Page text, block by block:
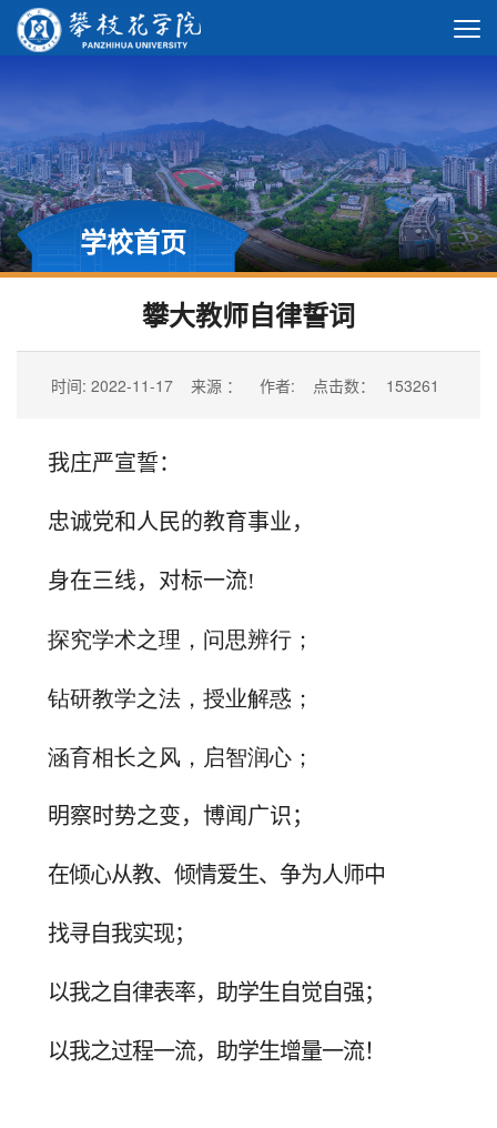
学校首页
攀大教师自律誓词
时间: 2022-11-17 来源 ： 作者: 点击数： 153261
我庄严宣誓：
忠诚党和人民的教育事业，
身在三线，对标一流!
探究学术之理，问思辨行；
钻研教学之法，授业解惑；
涵育相长之风，启智润心；
明察时势之变，博闻广识 ；
在倾心从教、倾情爱生、争为人师中
找寻自我实现；
以我之自律表率，助学生自觉自强；
以我之过程一流，助学生增量一流！